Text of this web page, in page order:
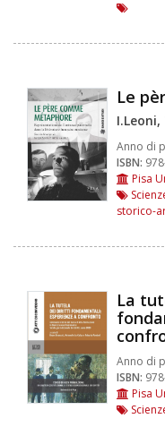
Le
I.Leoni,
Anno di
ISBN:
Pisa
storico-
La
Anno di
ISBN:
Pisa